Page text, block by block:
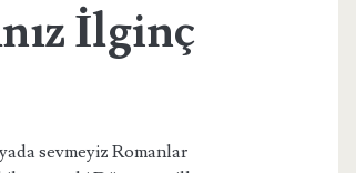
İlginç
sevmeyiz Romanlar